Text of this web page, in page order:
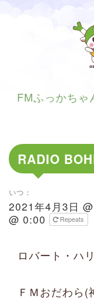
FMふっかちゃ
RADIO
いつ：
2021年4月3日
@ 0:00
Repeats
ロバート・ハ
ＦＭおだわら